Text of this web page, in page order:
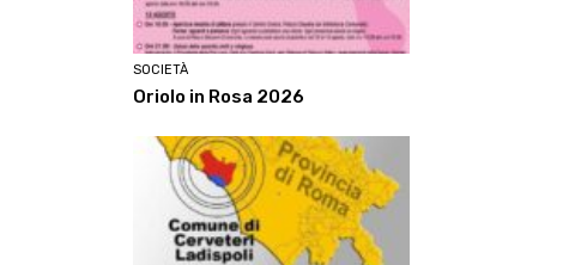
SOCIETÀ
Oriolo in Rosa 2026